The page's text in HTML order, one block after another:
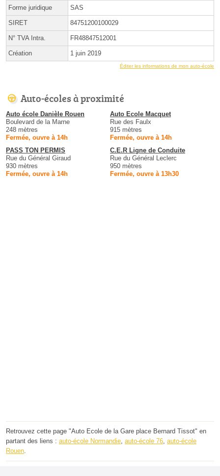
Forme juridique SAS
SIRET 84751200100029
N° TVA Intra. FR48847512001
Création 1 juin 2019
Éditer les informations de mon auto-école
Auto-écoles à proximité
Auto école Danièle Rouen
Boulevard de la Marne
248 mètres
Fermée, ouvre à 14h
Auto Ecole Macquet
Rue des Faulx
915 mètres
Fermée, ouvre à 14h
PASS TON PERMIS
Rue du Général Giraud
930 mètres
Fermée, ouvre à 14h
C.E.R Ligne de Conduite
Rue du Général Leclerc
950 mètres
Fermée, ouvre à 13h30
Retrouvez cette page "Auto Ecole de la Gare place Bernard Tissot" en
partant des liens : auto-école Normandie, auto-école 76, auto-école
Rouen.